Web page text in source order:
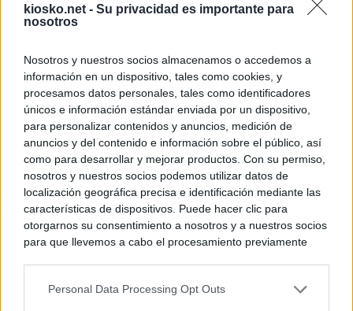
kiosko.net - Su privacidad es importante para
nosotros
Nosotros y nuestros socios almacenamos o accedemos a
información en un dispositivo, tales como cookies, y
procesamos datos personales, tales como identificadores
únicos e información estándar enviada por un dispositivo,
para personalizar contenidos y anuncios, medición de
anuncios y del contenido e información sobre el público, así
como para desarrollar y mejorar productos. Con su permiso,
nosotros y nuestros socios podemos utilizar datos de
localización geográfica precisa e identificación mediante las
características de dispositivos. Puede hacer clic para
otorgarnos su consentimiento a nosotros y a nuestros socios
para que llevemos a cabo el procesamiento previamente
negar su consentimiento. Tenga en cuenta que algún
Personal Data Processing Opt Outs